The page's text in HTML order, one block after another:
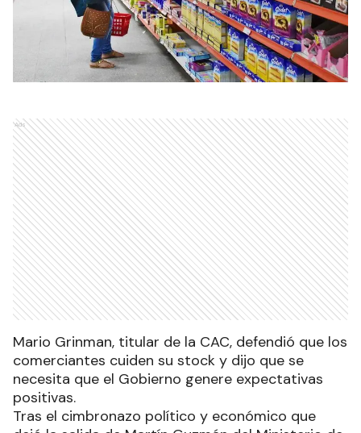
Ads
Mario Grinman, titular de la CAC, defendió que los
comerciantes cuiden su stock y dijo que se
necesita que el Gobierno genere expectativas
positivas.
Tras el cimbronazo político y económico que